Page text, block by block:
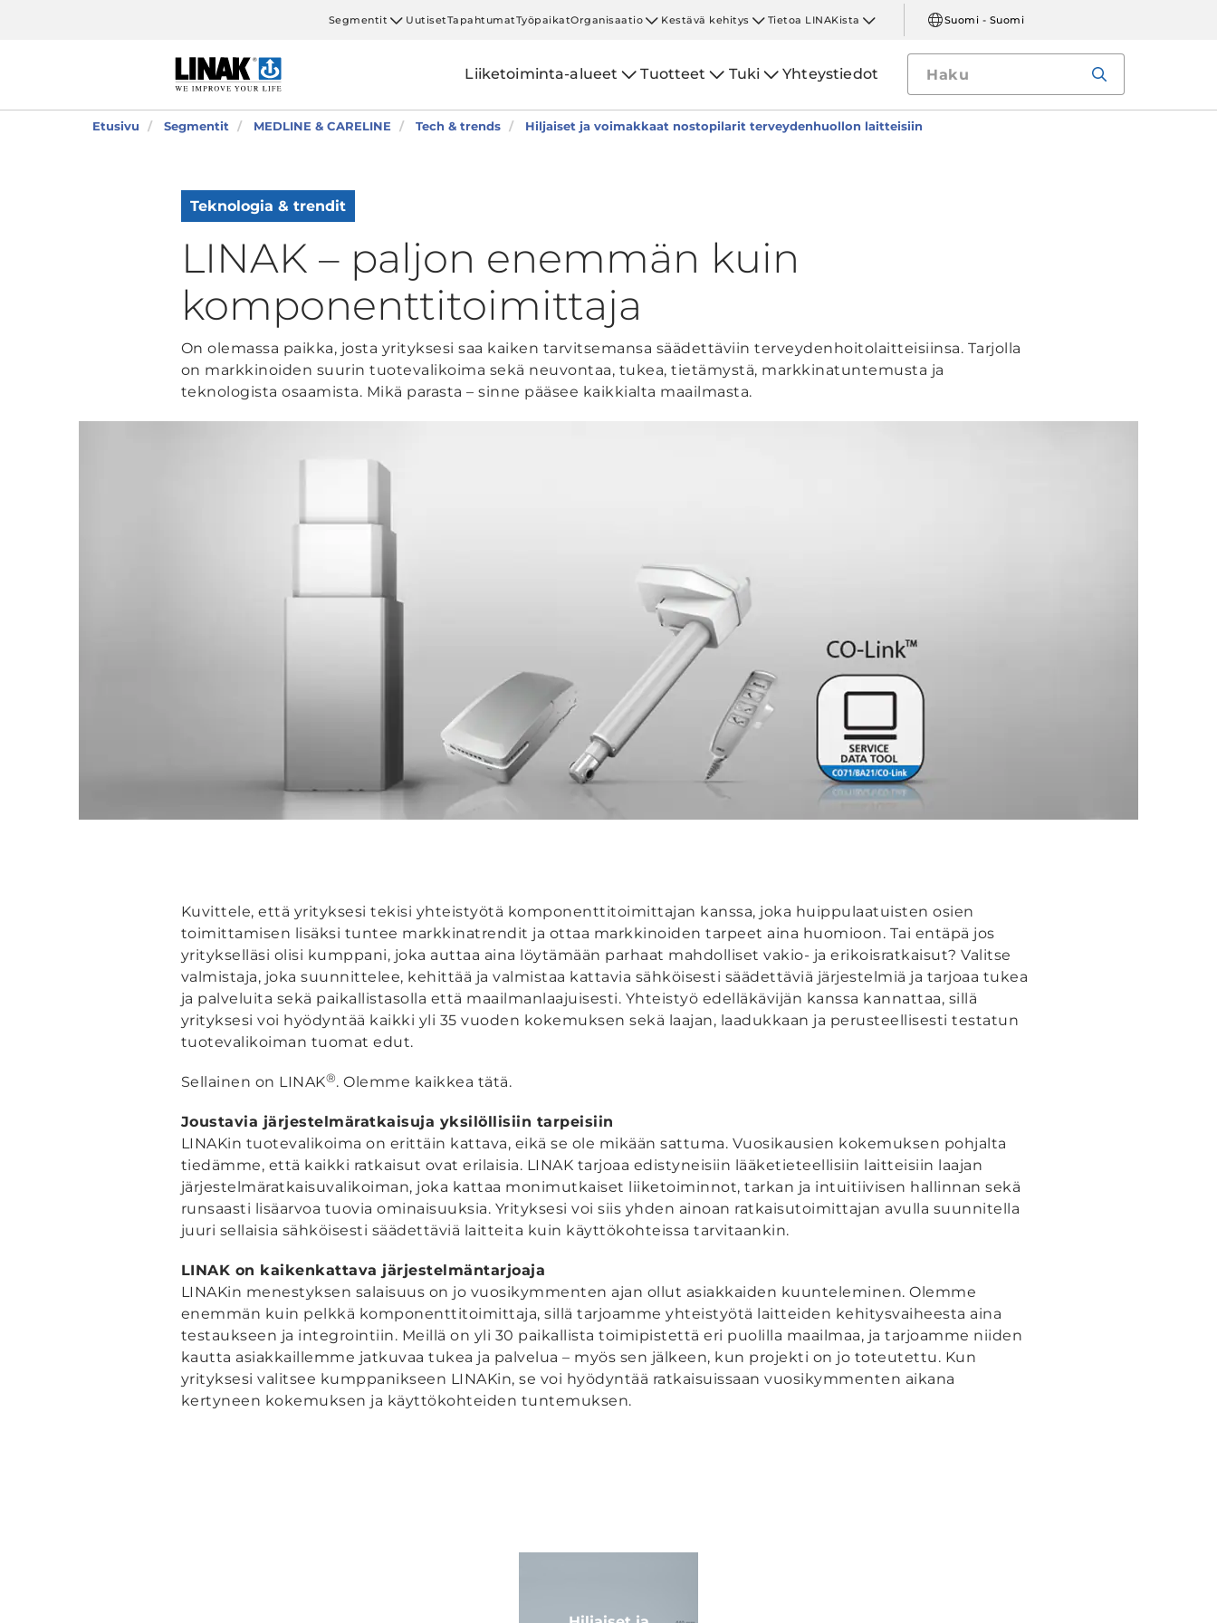
Segmentit UutisetTapahtumatTyöpaikatOrganisaatio Kestävä kehitys Tietoa LINAKista Suomi - Suomi
Liiketoiminta-alueet Tuotteet Tuki Yhteystiedot
Etusivu Segmentit MEDLINE & CARELINE Tech & trends Hiljaiset ja voimakkaat nostopilarit terveydenhuollon laitteisiin
Teknologia & trendit
LINAK – paljon enemmän kuin
komponenttitoimittaja
On olemassa paikka, josta yrityksesi saa kaiken tarvitsemansa säädettäviin terveydenhoitolaitteisiinsa. Tarjolla
on markkinoiden suurin tuotevalikoima sekä neuvontaa, tukea, tietämystä, markkinatuntemusta ja
teknologista osaamista. Mikä parasta – sinne pääsee kaikkialta maailmasta.
Kuvittele, että yrityksesi tekisi yhteistyötä komponenttitoimittajan kanssa, joka huippulaatuisten osien
toimittamisen lisäksi tuntee markkinatrendit ja ottaa markkinoiden tarpeet aina huomioon. Tai entäpä jos
yritykselläsi olisi kumppani, joka auttaa aina löytämään parhaat mahdolliset vakio- ja erikoisratkaisut? Valitse
valmistaja, joka suunnittelee, kehittää ja valmistaa kattavia sähköisesti säädettäviä järjestelmiä ja tarjoaa tukea
ja palveluita sekä paikallistasolla että maailmanlaajuisesti. Yhteistyö edelläkävijän kanssa kannattaa, sillä
yrityksesi voi hyödyntää kaikki yli 35 vuoden kokemuksen sekä laajan, laadukkaan ja perusteellisesti testatun
tuotevalikoiman tuomat edut.
Sellainen on LINAK®. Olemme kaikkea tätä.
Joustavia järjestelmäratkaisuja yksilöllisiin tarpeisiin
LINAKin tuotevalikoima on erittäin kattava, eikä se ole mikään sattuma. Vuosikausien kokemuksen pohjalta
tiedämme, että kaikki ratkaisut ovat erilaisia. LINAK tarjoaa edistyneisiin lääketieteellisiin laitteisiin laajan
järjestelmäratkaisuvalikoiman, joka kattaa monimutkaiset liiketoiminnot, tarkan ja intuitiivisen hallinnan sekä
runsaasti lisäarvoa tuovia ominaisuuksia. Yrityksesi voi siis yhden ainoan ratkaisutoimittajan avulla suunnitella
juuri sellaisia sähköisesti säädettäviä laitteita kuin käyttökohteissa tarvitaankin.
LINAK on kaikenkattava järjestelmäntarjoaja
LINAKin menestyksen salaisuus on jo vuosikymmenten ajan ollut asiakkaiden kuunteleminen. Olemme
enemmän kuin pelkkä komponenttitoimittaja, sillä tarjoamme yhteistyötä laitteiden kehitysvaiheesta aina
testaukseen ja integrointiin. Meillä on yli 30 paikallista toimipistettä eri puolilla maailmaa, ja tarjoamme niiden
kautta asiakkaillemme jatkuvaa tukea ja palvelua – myös sen jälkeen, kun projekti on jo toteutettu. Kun
yrityksesi valitsee kumppanikseen LINAKin, se voi hyödyntää ratkaisuissaan vuosikymmenten aikana
kertyneen kokemuksen ja käyttökohteiden tuntemuksen.